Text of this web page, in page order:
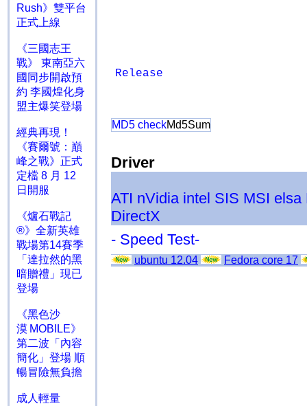
Rush》雙平台
正式上線
《三國志王
戰》 東南亞六
國同步開啟預
約 李國煌化身
盟主爆笑登場
經典再現！
《賽爾號：巔
峰之戰》正式
定檔 8 月 12
日開服
《爐石戰記
®》全新英雄
戰場第14賽季
「達拉然的黑
暗贈禮」現已
登場
《黑色沙
漠 MOBILE》
第二波「內容
簡化」登場 順
暢冒險無負擔
成人輕量
Release
MD5 checkMd5Sum
Driver
ATI nVidia intel SIS MSI elsa
DirectX
- Speed Test-
ubuntu 12.04 Fedora core 17